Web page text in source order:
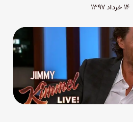
۱۴ خرداد ۱۳۹۷